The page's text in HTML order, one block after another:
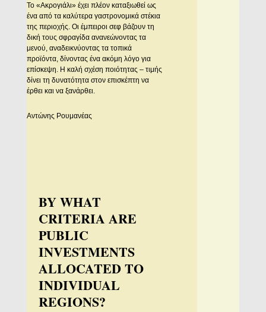
Το «Ακρογιάλι» έχει πλέον καταξιωθεί ως
ένα από τα καλύτερα γαστρονομικά στέκια
της περιοχής. Οι έμπειροι σεφ βάζουν τη
δική τους σφραγίδα ανανεώνοντας τα
μενού, αναδεικνύοντας τα τοπικά
προϊόντα, δίνοντας ένα ακόμη λόγο για
επίσκεψη. Η καλή σχέση ποιότητας – τιμής
δίνει τη δυνατότητα στον επισκέπτη να
έρθει και να ξανάρθει.
Αντώνης Ρουμανέας
BY WHAT
CRITERIA ARE
PUBLIC
INVESTMENTS
ALLOCATED TO
INDIVIDUAL
REGIONS?